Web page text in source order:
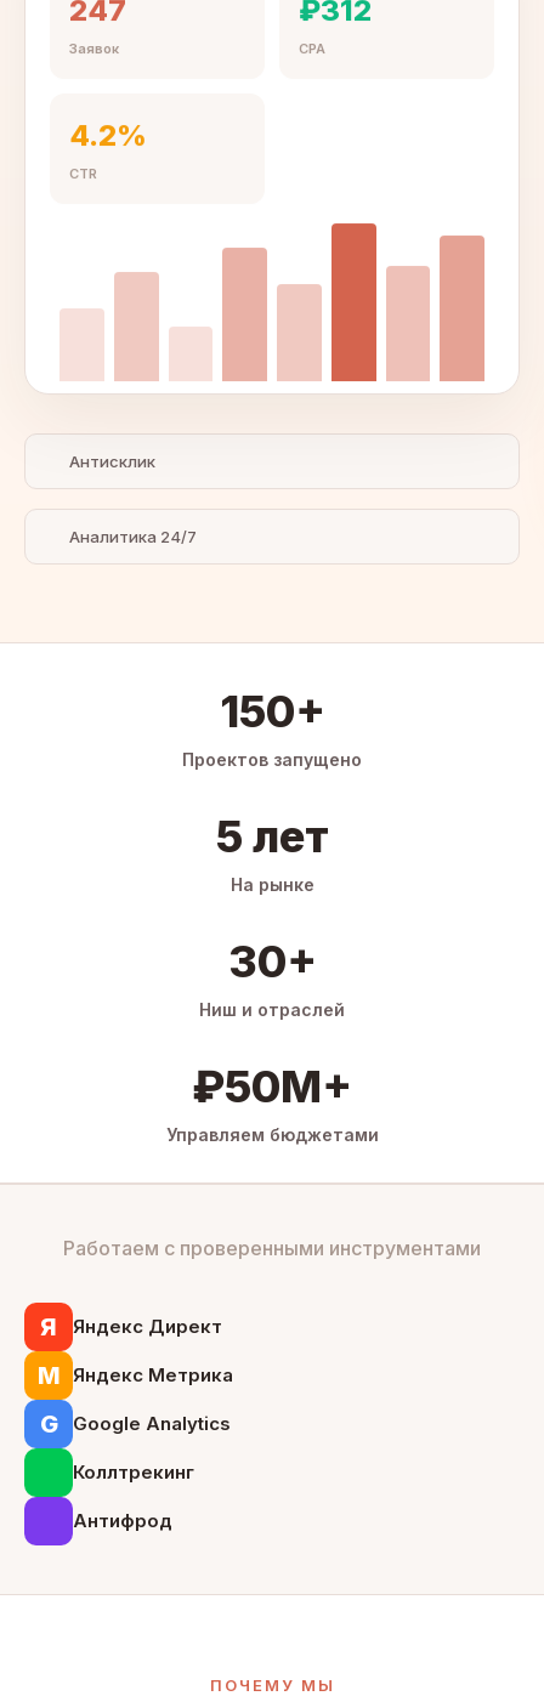
247
Заявок
₽312
CPA
4.2%
CTR
Антисклик
Аналитика 24/7
150+
Проектов запущено
5 лет
На рынке
30+
Ниш и отраслей
₽50M+
Управляем бюджетами
Работаем с проверенными инструментами
Я Яндекс Директ
М Яндекс Метрика
G Google Analytics
Коллтрекинг
Антифрод
ПОЧЕМУ МЫ